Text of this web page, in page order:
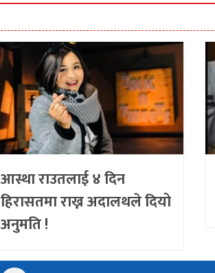
आस्था राउतलाई ४ दिन
हिरासतमा राख्न अदालथले दियो
अनुमति !